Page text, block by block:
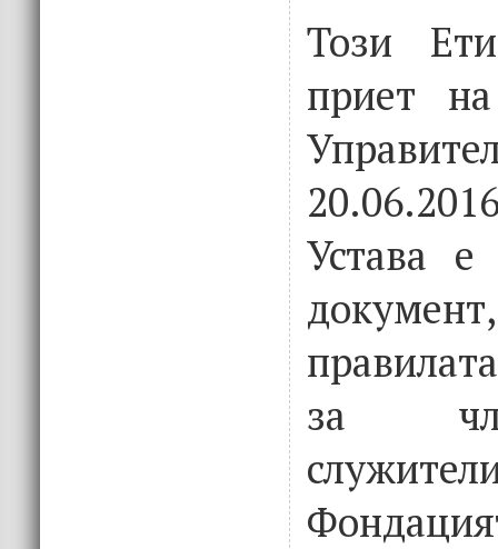
Този
приет
Устава е
за